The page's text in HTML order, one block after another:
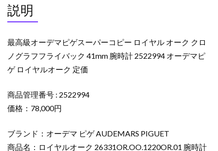
ー
ロ
ヤ
ル
オ
ク
ク
ノ
グ
説明
最高級オーデマピゲスーパーコピー ロイヤル オーク クロ
ノグラフフライバック 41mm 腕時計 2522994 オーデマピ
ゲ ロイヤルオーク 定価
商品管理番号 : 2522994
価格：78,000円
ブランド：オーデマ ピゲ AUDEMARS PIGUET
商品名：ロイヤルオーク 26331OR.OO.1220OR.01 腕時計